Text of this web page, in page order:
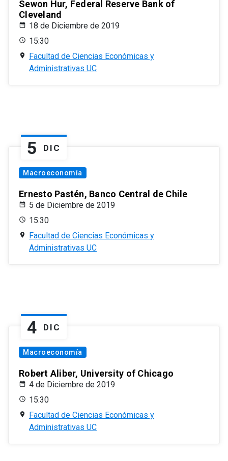
Sewon Hur, Federal Reserve Bank of
Cleveland
18 de Diciembre de 2019
15:30
Facultad de Ciencias Económicas y
Administrativas UC
5 DIC
Macroeconomía
Ernesto Pastén, Banco Central de Chile
5 de Diciembre de 2019
15:30
Facultad de Ciencias Económicas y
Administrativas UC
4 DIC
Macroeconomía
Robert Aliber, University of Chicago
4 de Diciembre de 2019
15:30
Facultad de Ciencias Económicas y
Administrativas UC